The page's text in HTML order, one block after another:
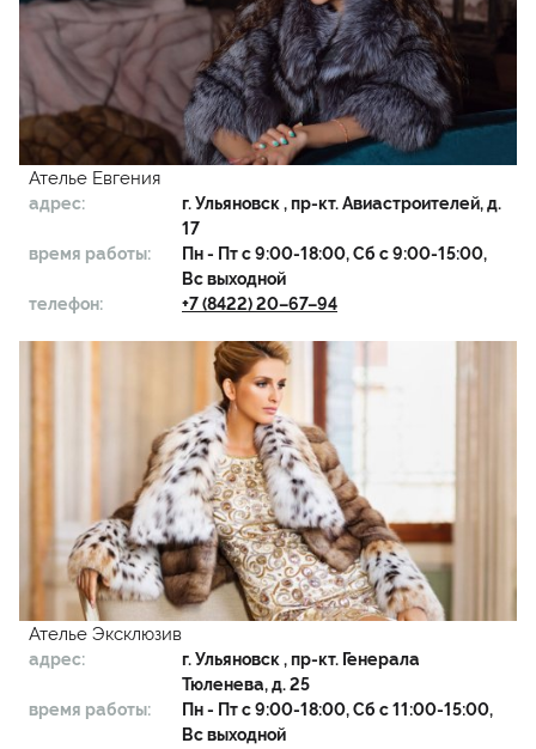
Ателье Евгения
адрес: г.Ульяновск, пр-кт. Авиастроителей, д.
17
время работы:
Пн - Пт с 9:00-18:00, Сб с 9:00-15:00,
Вс выходной
телефон:
+7 (8422) 20–67–94
Ателье Эксклюзив
адрес: г.Ульяновск, пр-кт. Генерала
Тюленева, д. 25
время работы:
Пн - Пт с 9:00-18:00, Сб с 11:00-15:00,
Вс выходной